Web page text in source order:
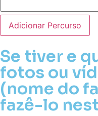
Adicionar Percurso
Se tiver e
fotos ou
(nome do
fazê-lo